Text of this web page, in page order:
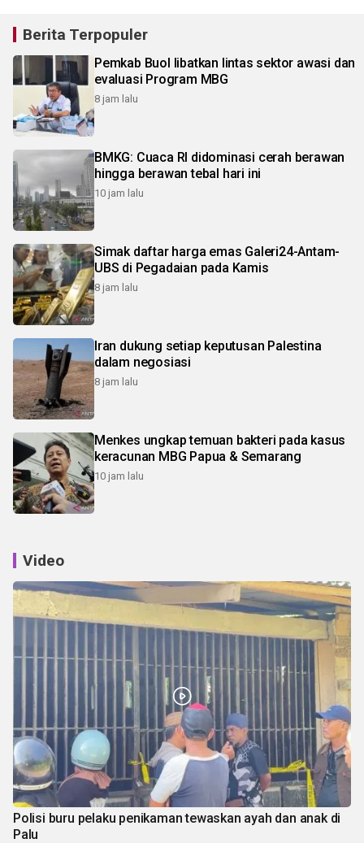
Berita Terpopuler
Pemkab Buol libatkan lintas sektor awasi dan
evaluasi Program MBG
8 jam lalu
BMKG: Cuaca RI didominasi cerah berawan
hingga berawan tebal hari ini
10 jam lalu
Simak daftar harga emas Galeri24-Antam-
UBS di Pegadaian pada Kamis
8 jam lalu
Iran dukung setiap keputusan Palestina
dalam negosiasi
8 jam lalu
Menkes ungkap temuan bakteri pada kasus
keracunan MBG Papua & Semarang
10 jam lalu
Video
Polisi buru pelaku penikaman tewaskan ayah dan anak di
Palu